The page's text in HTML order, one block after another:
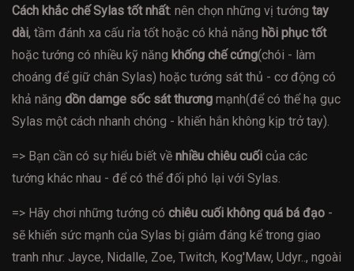
Cách khắc chế Sylas tốt nhất: nên chọn những vị tướng tay
dài, tầm đánh xa cấu rỉa tốt hoặc có khả năng hồi phục tốt
hoặc tướng có nhiều kỹ năng khống chế cứng(chói - làm
choáng để giữ chân Sylas) hoặc tướng sát thủ - cơ động có
khả năng dồn damge sốc sát thương mạnh(để có thể hạ gục
Sylas một cách nhanh chóng - khiến hắn không kịp trở tay).
=> Bạn cần có sự hiểu biết về nhiều chiêu cuối của các
tướng khác nhau - để có thể đối phó lại với Sylas.
=> Hãy chơi những tướng có chiêu cuối không quá bá đạo -
sẽ khiến sức mạnh của Sylas bị giảm đáng kể trong giao
tranh như: Jayce, Nidalle, Zoe, Twitch, Kog'Maw, Udyr.., ngoài